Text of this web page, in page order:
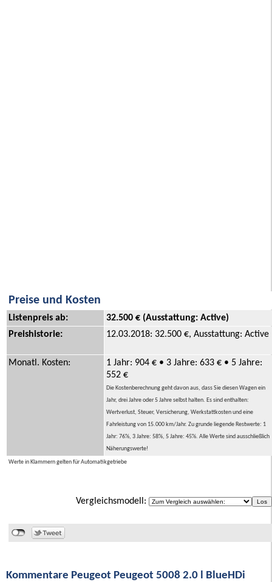
Preise und Kosten
Listenpreis ab:
32.500 € (Ausstattung: Active)
Preishistorie:
12.03.2018: 32.500 €, Ausstattung: Active
Monatl. Kosten:
1 Jahr: 904 € • 3 Jahre: 633 € • 5 Jahre:
552 €
Die Kostenberechnung geht davon aus, dass Sie diesen Wagen ein
Jahr, drei Jahre oder 5 Jahre selbst halten. Es sind enthalten:
Wertverlust, Steuer, Versicherung, Werkstattkosten und eine
Fahrleistung von 15.000 km/Jahr. Zu grunde liegende Restwerte: 1
Jahr: 76%, 3 Jahre: 58%, 5 Jahre: 45%. Alle Werte sind ausschließlich
Näherungswerte!
Werte in Klammern gelten für Automatikgetriebe
Vergleichsmodell:
Kommentare Peugeot Peugeot 5008 2.0 l BlueHDi